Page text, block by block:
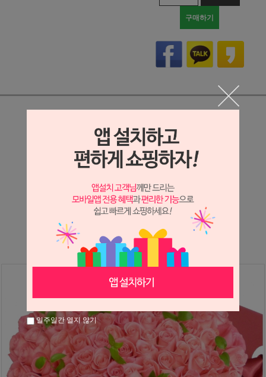
구매하기
상세정보 새창 열기
상세 정보를 확대해 보실 수 있습니다.
※ 필독해주세요 ※
는 시세 변동에 따라 가격이 달라질 수 있으니
문의 후 주문 바랍니다.
일주일간 열지 않기